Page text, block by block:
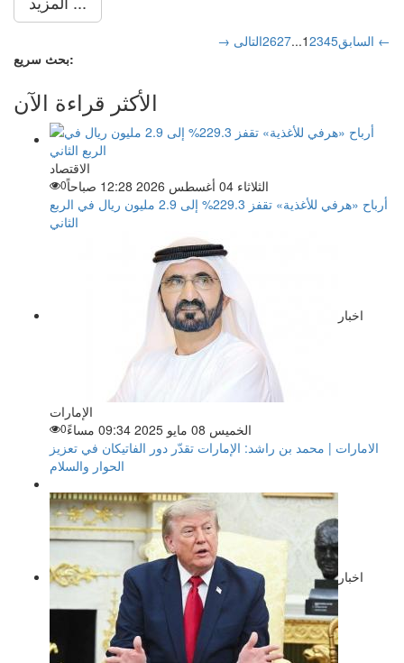
→ السابق 12345
...
2627
التالى ←
بحث سريع:
الأكثر قراءة الآن
الاقتصاد
الثلاثاء 04 أغسطس 2026 12:28 صباحاً
0
أرباح «هرفي للأغذية» تقفز 229.3% إلى 2.9 مليون ريال في الربع
الثاني
اخبار
الإمارات
الخميس 08 مايو 2025 09:34 مساءً
0
الامارات | محمد بن راشد: الإمارات تقدّر دور الفاتيكان في تعزيز
الحوار والسلام
اخبار